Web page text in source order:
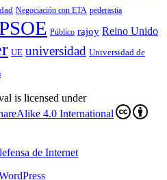
Negociación con ETA pederastia
Público rajoy Reino Unido
UE universidad Universidad de
is licensed under
4.0 International